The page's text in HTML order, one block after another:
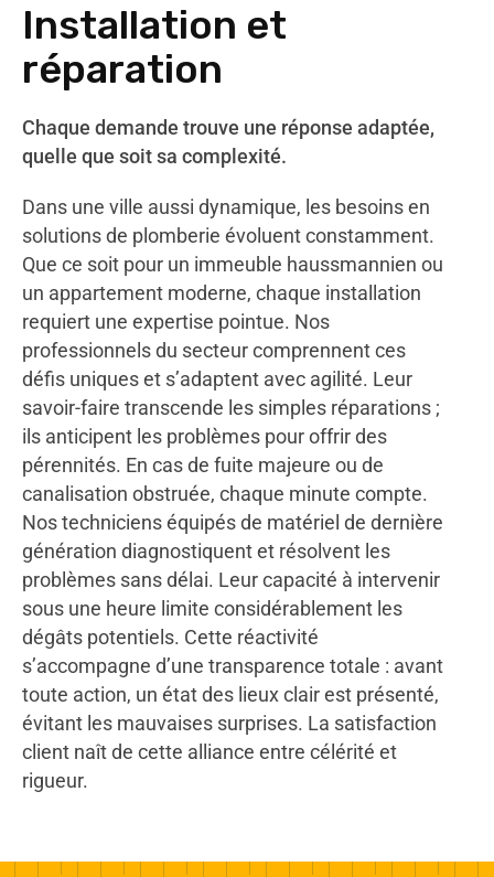
Installation et
réparation
Chaque demande trouve une réponse adaptée,
quelle que soit sa complexité.
Dans une ville aussi dynamique, les besoins en
solutions de plomberie évoluent constamment.
Que ce soit pour un immeuble haussmannien ou
un appartement moderne, chaque installation
requiert une expertise pointue. Nos
professionnels du secteur comprennent ces
défis uniques et s’adaptent avec agilité. Leur
savoir-faire transcende les simples réparations ;
ils anticipent les problèmes pour offrir des
pérennités. En cas de fuite majeure ou de
canalisation obstruée, chaque minute compte.
Nos techniciens équipés de matériel de dernière
génération diagnostiquent et résolvent les
problèmes sans délai. Leur capacité à intervenir
sous une heure limite considérablement les
dégâts potentiels. Cette réactivité
s’accompagne d’une transparence totale : avant
toute action, un état des lieux clair est présenté,
évitant les mauvaises surprises. La satisfaction
client naît de cette alliance entre célérité et
rigueur.